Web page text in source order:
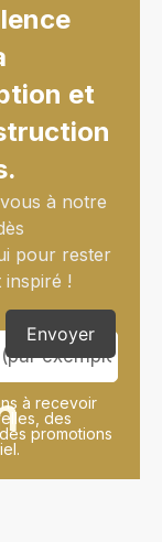
et
à notre
pour rester
!
à recevoir
des
promotions
Envoyer